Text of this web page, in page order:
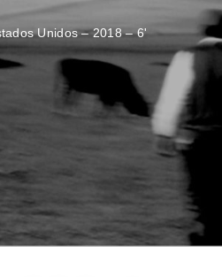
Unidos – 2018 – 6'